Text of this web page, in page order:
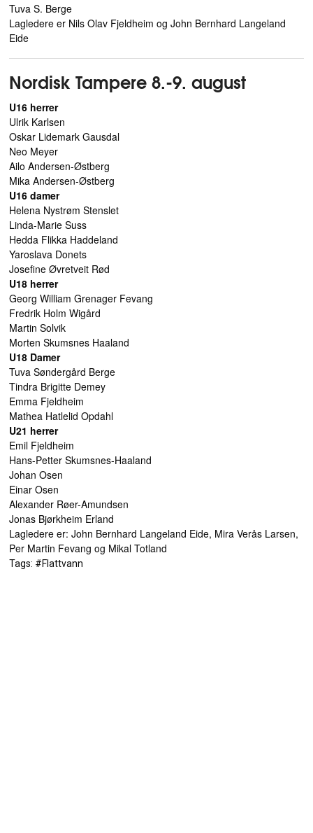
Tuva S. Berge
Lagledere er Nils Olav Fjeldheim og John Bernhard Langeland
Eide
Nordisk Tampere 8.-9. august
U16 herrer
Ulrik Karlsen
Oskar Lidemark Gausdal
Neo Meyer
Ailo Andersen-Østberg
Mika Andersen-Østberg
U16 damer
Helena Nystrøm Stenslet
Linda-Marie Suss
Hedda Flikka Haddeland
Yaroslava Donets
Josefine Øvretveit Rød
U18 herrer
Georg William Grenager Fevang
Fredrik Holm Wigård
Martin Solvik
Morten Skumsnes Haaland
U18 Damer
Tuva Søndergård Berge
Tindra Brigitte Demey
Emma Fjeldheim
Mathea Hatlelid Opdahl
U21 herrer
Emil Fjeldheim
Hans-Petter Skumsnes-Haaland
Johan Osen
Einar Osen
Alexander Røer-Amundsen
Jonas Bjørkheim Erland
Lagledere er: John Bernhard Langeland Eide, Mira Verås Larsen,
Per Martin Fevang og Mikal Totland
Tags: #Flattvann